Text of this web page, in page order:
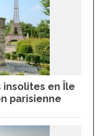
insolites en Île
parisienne